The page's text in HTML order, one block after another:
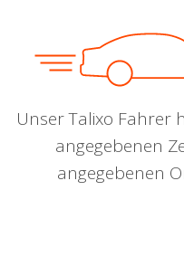
Unser Talixo Fahrer
angegebenen
angegebenen